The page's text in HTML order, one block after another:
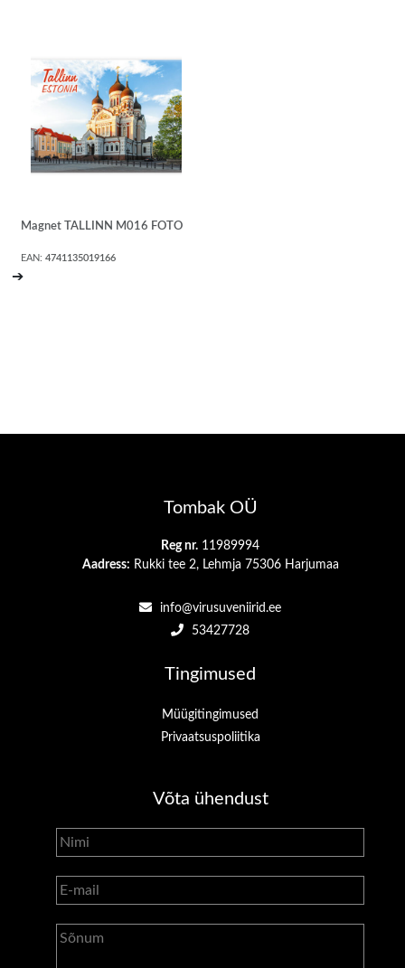
Magnet TALLINN M016 FOTO
EAN:4741135019166
➔
Tombak OÜ
Reg nr. 11989994
Aadress: Rukki tee 2, Lehmja 75306 Harjumaa
info@virusuveniirid.ee
53427728
Tingimused
Müügitingimused
Privaatsuspoliitika
Võta ühendust